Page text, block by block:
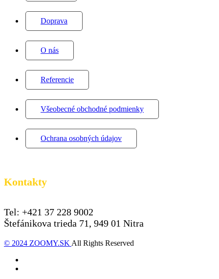
Doprava
O nás
Referencie
Všeobecné obchodné podmienky
Ochrana osobných údajov
Kontakty
Tel: +421 37 228 9002
Štefánikova trieda 71, 949 01 Nitra
© 2024 ZOOMY.SK All Rights Reserved